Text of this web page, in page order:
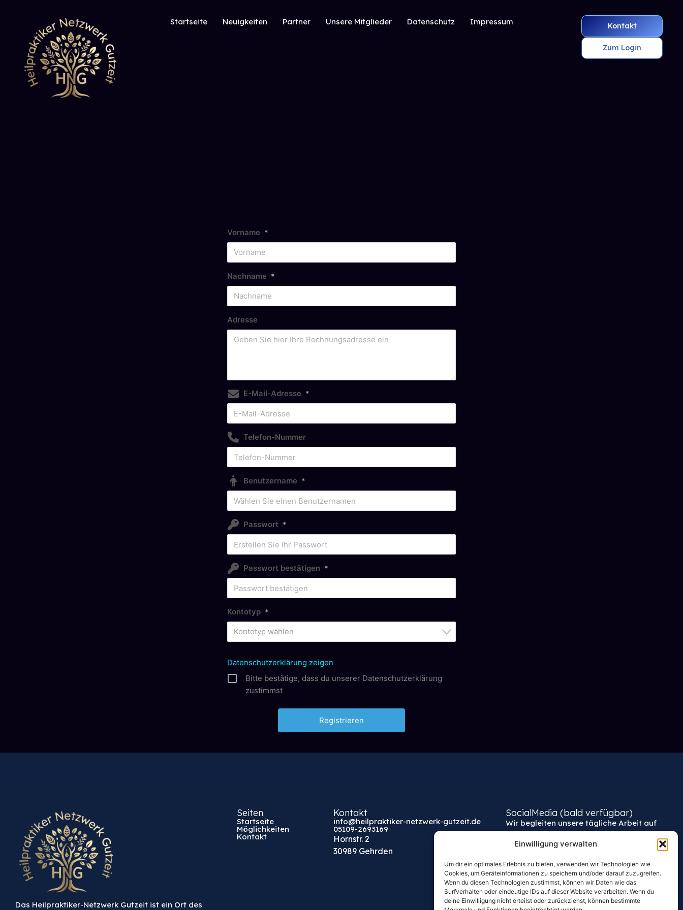
Einwilligung verwalten
Um dir ein optimales Erlebnis zu bieten, verwenden wir Technologien wie
Cookies, um Geräteinformationen zu speichern und/oder darauf zuzugreifen.
Wenn du diesen Technologien zustimmst, können wir Daten wie das
Surfverhalten oder eindeutige IDs auf dieser Website verarbeiten. Wenn du
deine Einwilligung nicht erteilst oder zurückziehst, können bestimmte
Startseite Neuigkeiten Partner Unsere Mitglieder Datenschutz Impressum Kontakt
Zum Login
Vorname *
Nachname *
Adresse
E-Mail-Adresse *
Telefon-Nummer
Benutzername *
Passwort *
Passwort bestätigen *
Kontotyp *
Kontotyp wählen
Datenschutzerklärung zeigen
Bitte bestätige, dass du unserer Datenschutzerklärung
zustimmst
Das Heilpraktiker-Netzwerk Gutzeit ist ein Ort des
Seiten
Startseite
Möglichkeiten
Kontakt
Kontakt
info@heilpraktiker-netzwerk-gutzeit.de
05109-2693169
Hornstr. 2
30989 Gehrden
SocialMedia (bald verfügbar)
Wir begleiten unsere tägliche Arbeit auf
unseren Kanälen